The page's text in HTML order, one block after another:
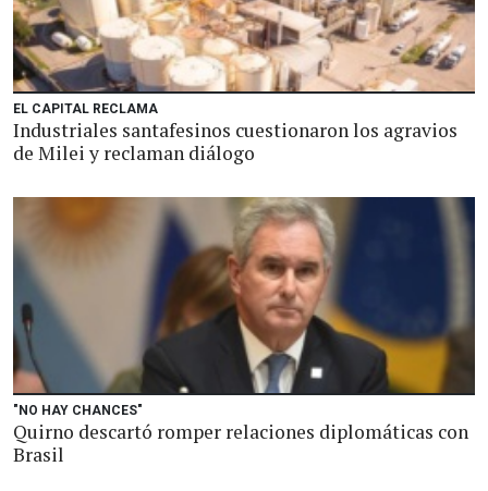
EL CAPITAL RECLAMA
Industriales santafesinos cuestionaron los agravios
de Milei y reclaman diálogo
"NO HAY CHANCES"
Quirno descartó romper relaciones diplomáticas con
Brasil